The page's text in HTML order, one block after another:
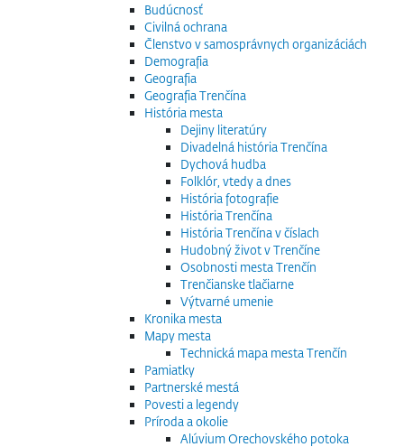
Budúcnosť
Civilná ochrana
Členstvo v samosprávnych organizáciách
Demografia
Geografia
Geografia Trenčína
História mesta
Dejiny literatúry
Divadelná história Trenčína
Dychová hudba
Folklór, vtedy a dnes
História fotografie
História Trenčína
História Trenčína v číslach
Hudobný život v Trenčíne
Osobnosti mesta Trenčín
Trenčianske tlačiarne
Výtvarné umenie
Kronika mesta
Mapy mesta
Technická mapa mesta Trenčín
Pamiatky
Partnerské mestá
Povesti a legendy
Príroda a okolie
Alúvium Orechovského potoka